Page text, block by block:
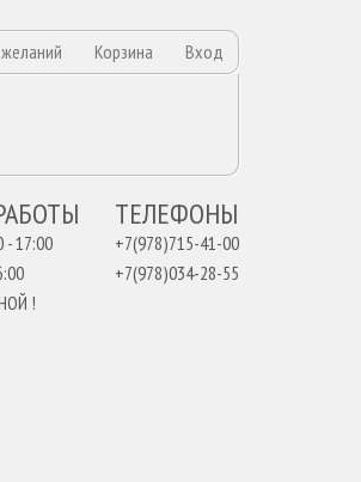
Корзина Вход
ТЕЛЕФОНЫ
+7(978)715-41-00
+7(978)034-28-55
17:00
!